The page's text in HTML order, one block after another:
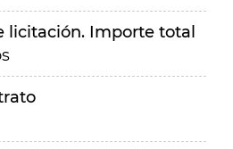
licitación. Importe total